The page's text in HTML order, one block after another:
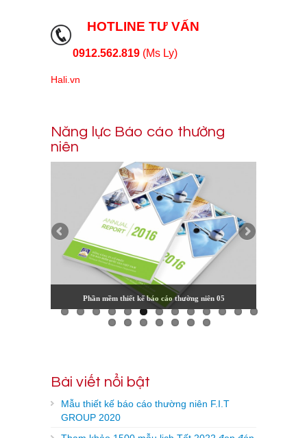
HOTLINE TƯ VẤN
0912.562.819 (Ms Ly)
Hali.vn
Năng lực Báo cáo thường
niên
Phần mềm thiết kế báo cáo thường niên 05
Bài viết nổi bật
Mẫu thiết kế báo cáo thường niên F.I.T
GROUP 2020